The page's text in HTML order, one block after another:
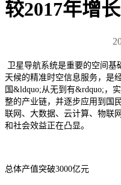
较2017年增
卫星导航系统是重要的空间
天候的精准时空信息服务，是
国 &ldquo;从无到有&rdquo;，
整的产业链，并逐步应用到国
联网、大数据、云计算、物联
和社会效益正在凸显。
总体产值突破3000亿元